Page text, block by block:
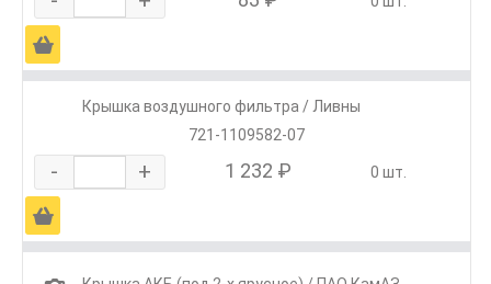
Ä
Крышка воздушного фильтра / Ливны
721-1109582-07
- + 1 232 ₽ 0 шт.
Ä